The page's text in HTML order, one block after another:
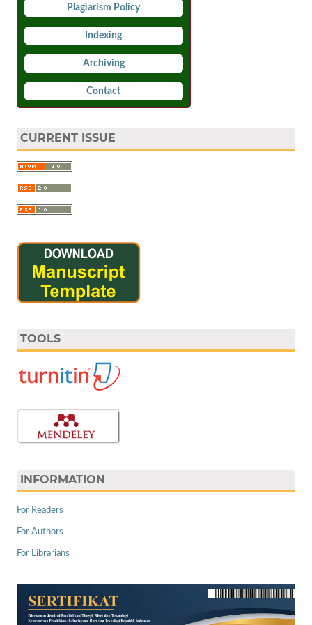
Plagiarism Policy
Indexing
Archiving
Contact
CURRENT ISSUE
TOOLS
INFORMATION
For Readers
For Authors
For Librarians